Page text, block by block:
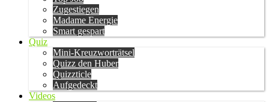
Zugestiegen
Madame Energie
Smart gespart
Quiz
Mini-Kreuzworträtsel
Quizz den Huber
Quizzticle
Aufgedeckt
Videos